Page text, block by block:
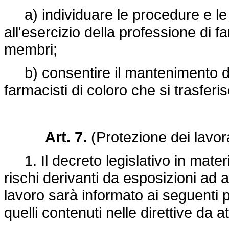
a) individuare le procedure e le
all'esercizio della professione di
membri;
b) consentire il mantenimento
farmacisti di coloro che si
Art. 7. (Protezione dei
1. Il decreto legislativo in
rischi derivanti da esposizioni ad
lavoro sarà informato ai seguenti
quelli contenuti nelle direttive da